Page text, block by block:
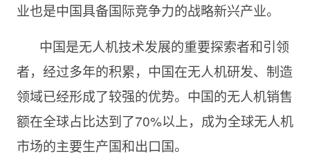
业也是中国具备国际竞争力的战略新兴产业。
中国是无人机技术发展的重要探索者和引领
者，经过多年的积累，中国在无人机研发、制造
领域已经形成了较强的优势。中国的无人机销售
额在全球占比达到了70%以上，成为全球无人机
市场的主要生产国和出口国。